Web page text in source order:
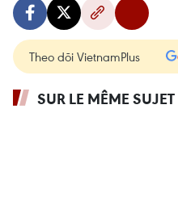
Theo dõi VietnamPlus
SUR LE MÊME SUJET